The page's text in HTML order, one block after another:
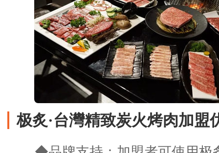
极炙·台灣精致炭火烤肉加盟